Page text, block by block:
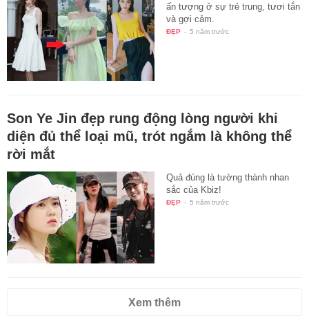
ấn tượng ở sự trẻ trung, tươi tắn
và gợi cảm.
ĐẸP - 5 năm trước
Son Ye Jin đẹp rung động lòng người khi
diện đủ thể loại mũ, trót ngắm là không thể
rời mắt
Quả đúng là tường thành nhan
sắc của Kbiz!
ĐẸP - 5 năm trước
Xem thêm